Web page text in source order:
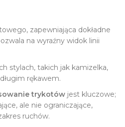
zapewniająca dokładne
na wyraźny widok linii
stylach, takich jak kamizelka,
rękawem.
trykotów jest kluczowe;
ale nie ograniczające,
ruchów.